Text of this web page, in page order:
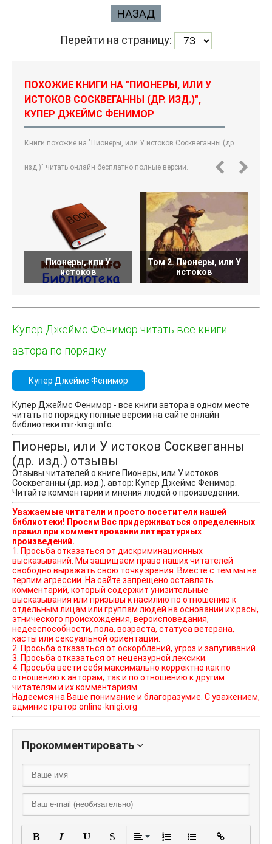
НАЗАД
Перейти на страницу:
ПОХОЖИЕ КНИГИ НА "ПИОНЕРЫ, ИЛИ У
ИСТОКОВ СОСКВЕГАННЫ (ДР. ИЗД.)",
КУПЕР ДЖЕЙМС ФЕНИМОР
Книги похожие на "Пионеры, или У истоков Сосквеганны (др.
изд.)" читать онлайн бесплатно полные версии.
Пионеры, или У
истоков
Том 2. Пионеры, или У
истоков
Купер Джеймс Фенимор читать все книги
автора по порядку
Купер Джеймс Фенимор
Купер Джеймс Фенимор - все книги автора в одном месте
читать по порядку полные версии на сайте онлайн
библиотеки mir-knigi.info.
Пионеры, или У истоков Сосквеганны
(др. изд.) отзывы
Отзывы читателей о книге Пионеры, или У истоков
Сосквеганны (др. изд.), автор: Купер Джеймс Фенимор.
Читайте комментарии и мнения людей о произведении.
Уважаемые читатели и просто посетители нашей
библиотеки! Просим Вас придерживаться определенных
правил при комментировании литературных
произведений.
1. Просьба отказаться от дискриминационных
высказываний. Мы защищаем право наших читателей
свободно выражать свою точку зрения. Вместе с тем мы не
терпим агрессии. На сайте запрещено оставлять
комментарий, который содержит унизительные
высказывания или призывы к насилию по отношению к
отдельным лицам или группам людей на основании их расы,
этнического происхождения, вероисповедания,
недееспособности, пола, возраста, статуса ветерана,
касты или сексуальной ориентации.
2. Просьба отказаться от оскорблений, угроз и запугиваний.
3. Просьба отказаться от нецензурной лексики.
4. Просьба вести себя максимально корректно как по
отношению к авторам, так и по отношению к другим
читателям и их комментариям.
Надеемся на Ваше понимание и благоразумие. С уважением,
администратор online-knigi.org
Прокомментировать